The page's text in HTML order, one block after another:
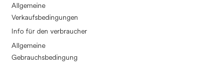
Allgemeine
Verkaufsbedingungen
Info für den verbraucher
Allgemeine
Gebrauchsbedingung